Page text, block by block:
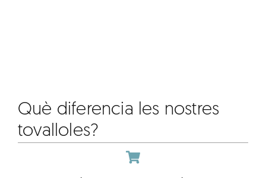
Què diferencia les nostres
tovalloles?